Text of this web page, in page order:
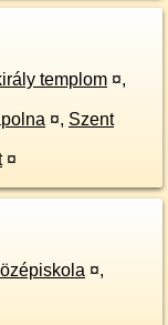
templom ¤,
¤, Szent
¤
¤,